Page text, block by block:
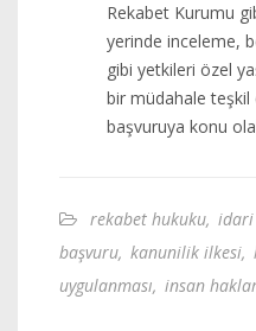
Rekabet Kurumu
yerinde inceleme,
gibi yetkileri özel
bir müdahale
başvuruya konu
rekabet hukuku, idari
başvuru, kanunilik ilkesi,
uygulanması, insan